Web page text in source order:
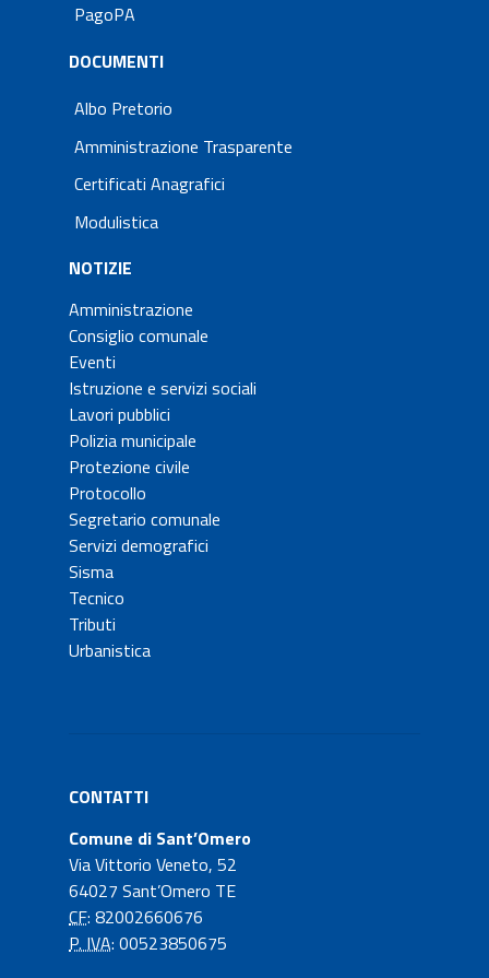
PagoPA
DOCUMENTI
Albo Pretorio
Amministrazione Trasparente
Certificati Anagrafici
Modulistica
NOTIZIE
Amministrazione
Consiglio comunale
Eventi
Istruzione e servizi sociali
Lavori pubblici
Polizia municipale
Protezione civile
Protocollo
Segretario comunale
Servizi demografici
Sisma
Tecnico
Tributi
Urbanistica
CONTATTI
Comune di Sant’Omero
Via Vittorio Veneto, 52
64027 Sant’Omero TE
CF: 82002660676
P. IVA: 00523850675